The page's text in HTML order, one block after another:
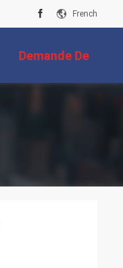
French
Demande De
Soumission